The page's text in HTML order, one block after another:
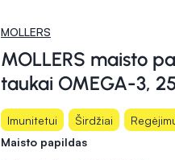
MOLLERS
MOLLERS maisto
taukai OMEGA-3,
Imunitetui Širdžiai
Maisto papildas